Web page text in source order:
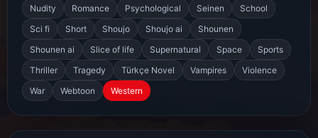
Nudity
Romance Psychological Seinen
School
Sci fi
Short Shoujo Shoujo ai
Shounen
Shounen ai
Slice of life Supernatural Space
Sports
Thriller
Tragedy Türkçe Novel Vampires
Violence
War
Webtoon Western